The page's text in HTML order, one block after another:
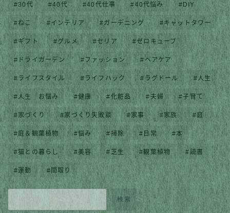
30代 40代 40代仕事 40代悩み DIY
ねこ インテリア ガーデニング キャットタワー
ギフト グルメ セリア ゼロキューブ
ドライガーデン ファッション ヘアケア
ライフスタイル ライフハック ラグドール 人生
人生 お悩み 健康 化粧品 夫婦 子育て
家づくり 家づくり失敗談 家事 家族 庭
庭＆観葉植物 悩み 掃除 日常 本
猫との暮らし 美容 芝生 観葉植物 読書
運動 間取り
検索